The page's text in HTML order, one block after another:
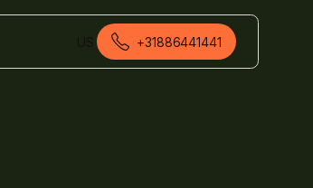
Nederlands (Nederland)
+31886441441